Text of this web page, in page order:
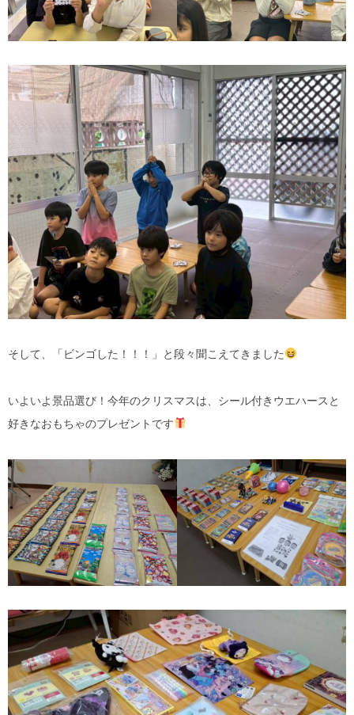
そして、「ビンゴした！！！」と段々聞こえてきました
いよいよ景品選び！今年のクリスマスは、シール付きウエハースと
好きなおもちゃのプレゼントです